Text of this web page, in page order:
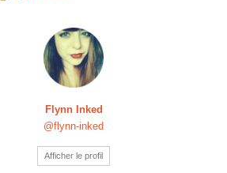
Flynn Inked
@flynn-inked
Afficher le profil